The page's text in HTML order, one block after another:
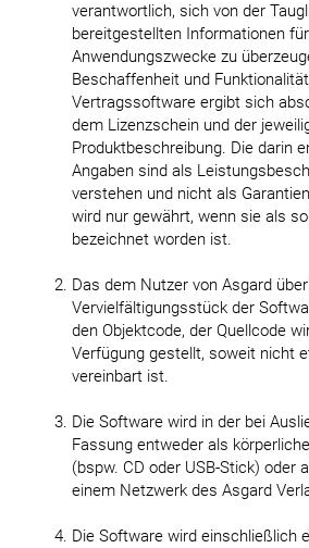
verantwortlich, sich von der
bereitgestellten Informationen
Anwendungszwecke zu
Beschaffenheit und
Vertragssoftware ergibt sich
dem Lizenzschein und der
Produktbeschreibung. Die darin
Angaben sind als
verstehen und nicht als
wird nur gewährt, wenn sie als
bezeichnet worden ist.
Das dem Nutzer von Asgard
Vervielfältigungsstück der
den Objektcode, der Quellcode
Verfügung gestellt, soweit nicht
vereinbart ist.
Die Software wird in der bei
Fassung entweder als
(bspw. CD oder USB-Stick) oder
einem Netzwerk des Asgard
Die Software wird einschließlich